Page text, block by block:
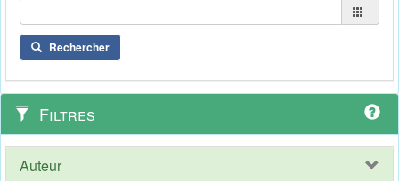
Rechercher
Filtres
Auteur